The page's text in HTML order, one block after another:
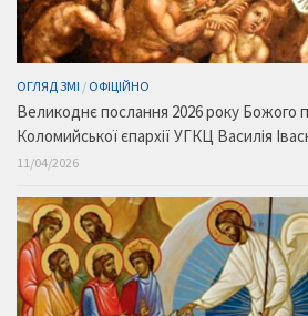
ОГЛЯД ЗМІ / ОФІЦІЙНО
Великоднє послання 2026 року Божого
Коломийської єпархії УГКЦ Василія
11/04/2026